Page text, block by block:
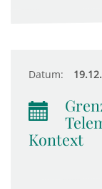
Datum:
Kontext